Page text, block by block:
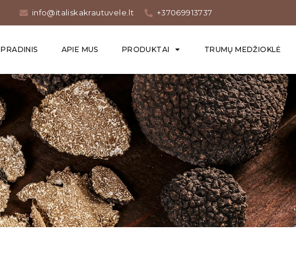
info@italiskakrautuvele.lt +37069913737
PRADINIS APIE MUS PRODUKTAI TRUMŲ MEDŽIOKLĖ